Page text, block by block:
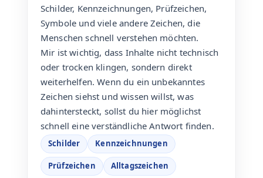
Schilder, Kennzeichnungen, Prüfzeichen,
Symbole und viele andere Zeichen, die
Menschen schnell verstehen möchten.
Mir ist wichtig, dass Inhalte nicht technisch
oder trocken klingen, sondern direkt
weiterhelfen. Wenn du ein unbekanntes
Zeichen siehst und wissen willst, was
dahintersteckt, sollst du hier möglichst
schnell eine verständliche Antwort finden.
Schilder Kennzeichnungen
Prüfzeichen Alltagszeichen